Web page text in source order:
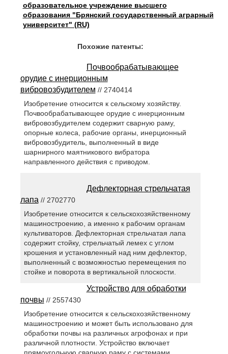
образовательное учреждение высшего
образования "Брянский государственный аграрный
университет" (RU)
Похожие патенты:
Почвообрабатывающее
орудие с инерционным
вибровозбудителем // 2740414
Изобретение относится к сельскому хозяйству.
Почвообрабатывающее орудие с инерционным
вибровозбудителем содержит сварную раму,
опорные колеса, рабочие органы, инерционный
вибровозбудитель, выполненный в виде
шарнирного маятникового вибратора
направленного действия с приводом.
Дефлекторная стрельчатая
лапа // 2702770
Изобретение относится к сельскохозяйственному
машиностроению, а именно к рабочим органам
культиваторов. Дефлекторная стрельчатая лапа
содержит стойку, стрельчатый лемех с углом
крошения и установленный над ним дефлектор,
выполненный с возможностью перемещения по
стойке и поворота в вертикальной плоскости.
Устройство для обработки
почвы // 2557430
Изобретение относится к сельскохозяйственному
машиностроению и может быть использовано для
обработки почвы на различных агрофонах и при
различной плотности. Устройство включает